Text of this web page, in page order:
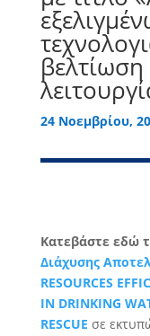
24 Νοεμβρίου,
Κατεβάστε εδώ
Διάχυσης
RESOURCES
IN DRINKING
RESCUE σε